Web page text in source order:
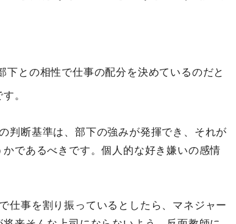
との相性で仕事の配分を決めているのだと
。
判断基準は、部下の強みが発揮でき、それが
であるべきです。個人的な好き嫌いの感情
仕事を割り振っているとしたら、マネジャー